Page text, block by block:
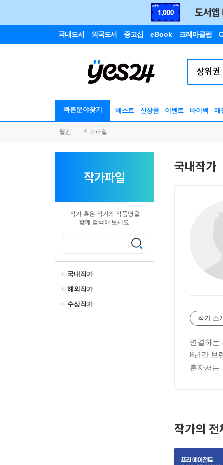
국내도서 외국도서 중고샵 eBook 크레마클럽
빠른분야찾기 베스트 신상품 이벤트 바이백 매
웰컴 작가파일
작가파일
작가 혹은 작가와 작품명을
함께 검색해 보세요.
국내작가
해외작가
수상작가
국내작가
작가 소
연결하는
8년간 브
혼자서는
작가의 전